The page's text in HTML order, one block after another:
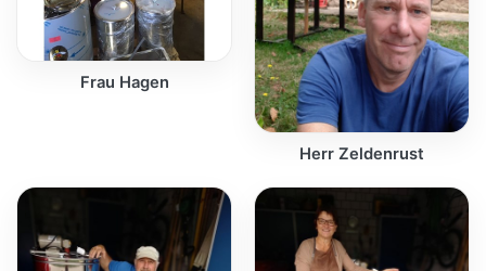
Frau Hagen
Herr Zeldenrust